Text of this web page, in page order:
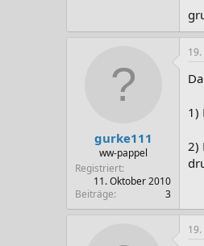
gurke111
ww-pappel
Registriert
11. Oktober 2010
Beiträge
3
1)
2)